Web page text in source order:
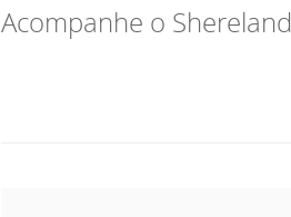
Acompanhe o Shereland